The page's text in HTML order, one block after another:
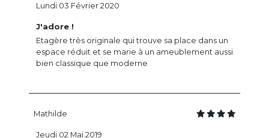
J'adore !
Etagère très originale qui trouve sa place dans un
espace réduit et se marie à un ameublement aussi
bien classique que moderne
Lundi 03 Février 2020
Mathilde
Jeudi 02 Mai 2019